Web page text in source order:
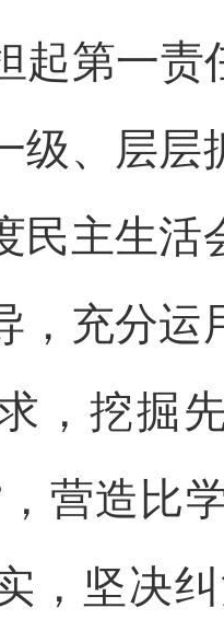
起第一责
级、层
民主生活
，充分运
，挖掘
营造比
，坚决